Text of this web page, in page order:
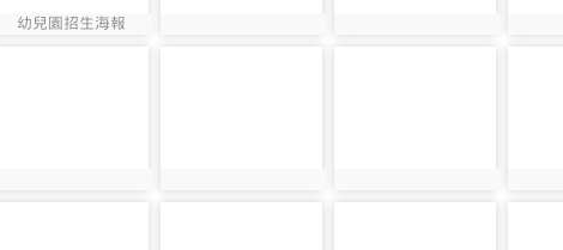
幼兒園招生海報
photo:658